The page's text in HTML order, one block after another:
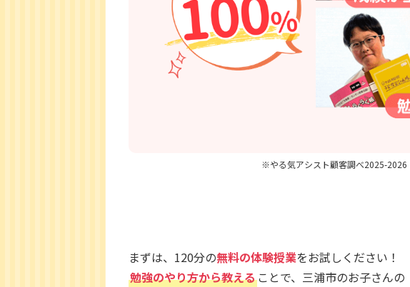
※やる気アシスト顧客調べ2025-
まずは、120分の無料の体験授業をお試しください！
勉強のやり方から教える ことで、三浦市のお子さんの